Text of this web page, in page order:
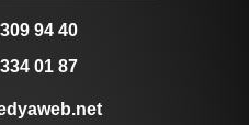
94 40
01 87